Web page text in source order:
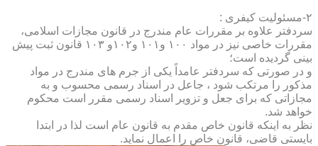
۲-مسئولیت کیفری :
سردفتر علاوه بر مقررات عام مندرج در قانون مجازات اسلامی،
مقررات خاصی نیز در مواد ۱۰۰ و۱۰۱ و۱۰۲و ۱۰۳ قانون ثبت پیش
بینی گردیده است؛
و در صورتی که سردفتر عامداً یکی از جرم های مندرج در مواد
مذکور را مرتکب شود ، جاعل در اسناد رسمی محسوب و به
مجازاتی که برای جعل و تزویر اسناد رسمی مقرر است محکوم
خواهد شد.
نظر به اینکه قانون خاص مقدم به قانون عام است لذا در ابتدا
بایستی قاضی، قانون خاص را اعمال نماید.